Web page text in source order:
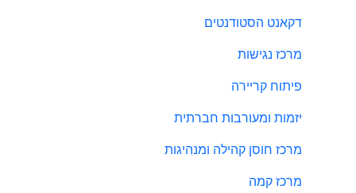
דקאנט הסטודנטים
מרכז נגישות
פיתוח קריירה
יזמות ומעורבות חברתית
מרכז חוסן קהילה ומנהיגות
מרכז קמה